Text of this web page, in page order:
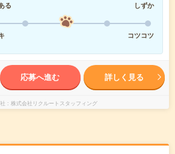
る
しずか
コツコツ
応募へ進む 詳しく見る
株式会社リクルートスタッフィング